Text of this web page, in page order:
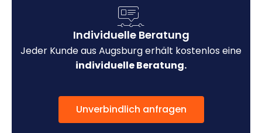
Individuelle Beratung
Jeder Kunde aus Augsburg erhält kostenlos eine
individuelle Beratung.
Unverbindlich anfragen